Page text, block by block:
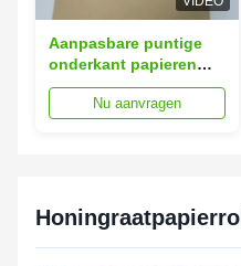
Aanpasbare puntige
onderkant papieren
zakjes 10x15cm
Bedrukte merklogo's
Nu aanvragen
Honingraatpapierrol